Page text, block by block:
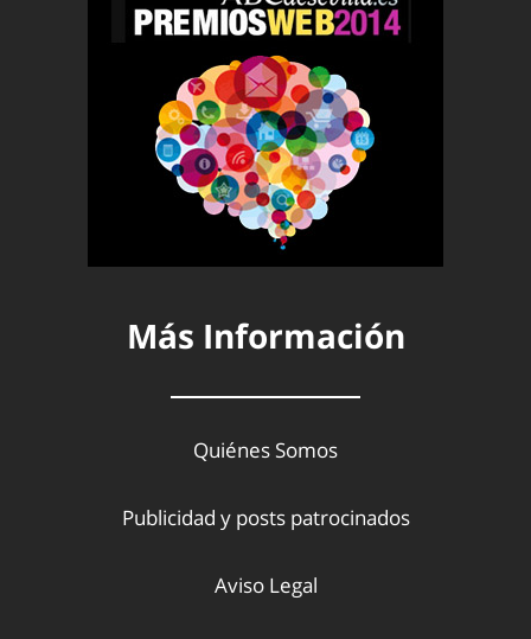
Más Información
Quiénes Somos
Publicidad y posts patrocinados
Aviso Legal